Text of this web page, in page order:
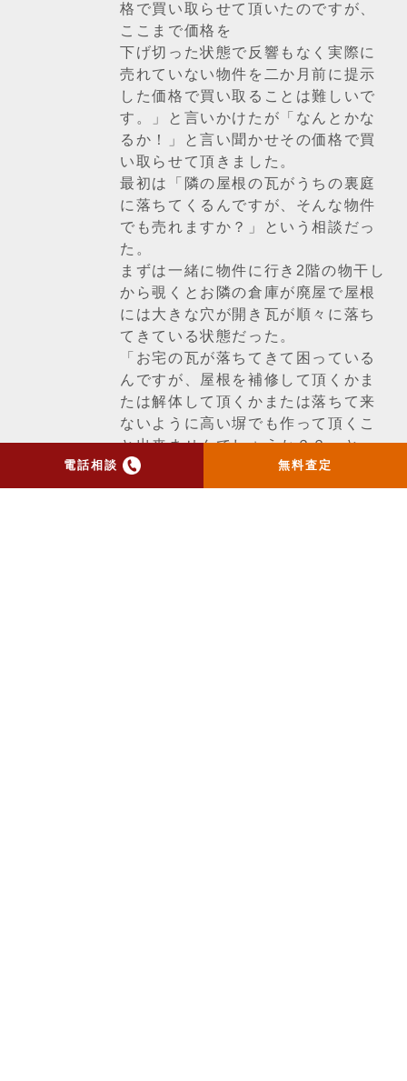
電話相談 無料査定
格で買い取らせて頂いたのですが、
ここまで価格を
下げ切った状態で反響もなく実際に
売れていない物件を二か月前に提示
した価格で買い取ることは難しいで
す。」と言いかけたが「なんとかな
るか！」と言い聞かせその価格で買
い取らせて頂きました。
最初は「隣の屋根の瓦がうちの裏庭
に落ちてくるんですが、そんな物件
でも売れますか？」という相談だっ
た。
まずは一緒に物件に行き2階の物干し
から覗くとお隣の倉庫が廃屋で屋根
には大きな穴が開き瓦が順々に落ち
てきている状態だった。
「お宅の瓦が落ちてきて困っている
んですが、屋根を補修して頂くかま
たは解体して頂くかまたは落ちて来
ないように高い塀でも作って頂くこ
と出来ませんでしょうか？？」と一
緒に交渉しに行ったり、私にとって
も非常に思い入れの深い不動産とな